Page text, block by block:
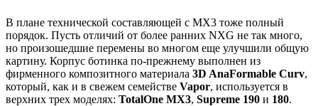
В плане технической составляющей с MX3 тоже полный
порядок. Пусть отличий от более ранних NXG не так много,
но произошедшие перемены во многом еще улучшили общую
картину. Корпус ботинка по-прежнему выполнен из
фирменного композитного материала 3D AnaFormable Curv,
который, как и в свежем семействе Vapor, используется в
верхних трех моделях: TotalOne MX3, Supreme 190 и 180.